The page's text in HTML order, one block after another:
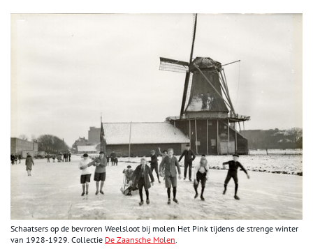
Schaatsers op de bevroren Weelsloot bij molen Het Pink tijdens de strenge winter
van 1928-1929. Collectie De Zaansche Molen